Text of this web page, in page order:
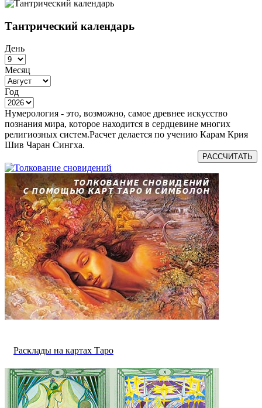
Тантрический календарь
День
Месяц
Год
Нумерология - это, возможно, самое древнее искусство
познания мира, которое находится в сердцевине многих
религиозных систем.Расчет делается по учению Карам Крия
Шив Чаран Сингха.
РАССЧИТАТЬ
Расклады на картах Таро